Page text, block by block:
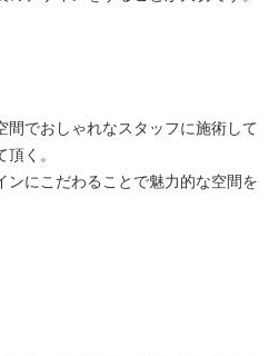
間でおしゃれなスタッフに施術して
く。
ンにこだわることで魅力的な空間を